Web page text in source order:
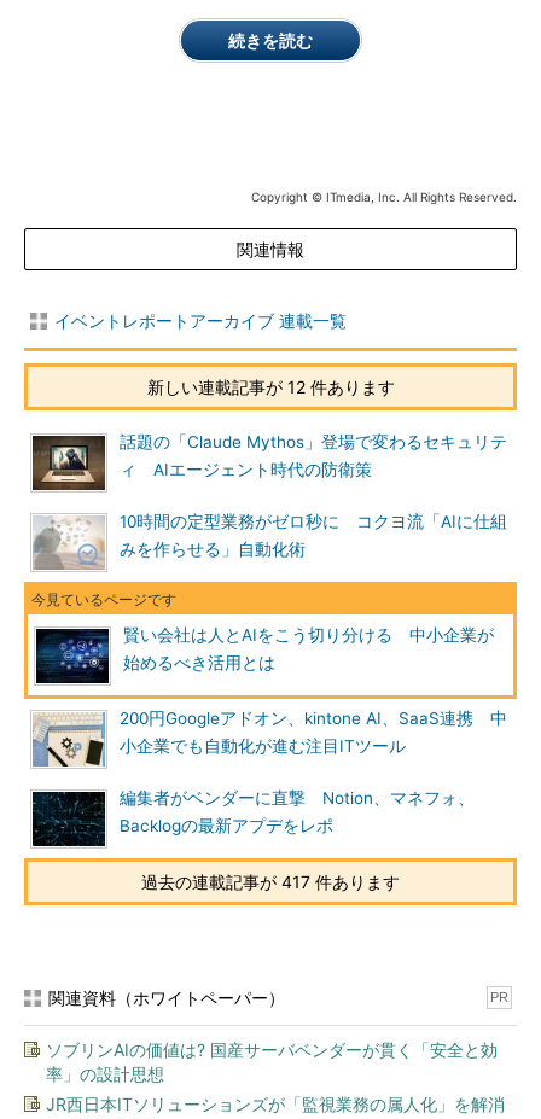
続きを読む
Copyright © ITmedia, Inc. All Rights Reserved.
関連情報
イベントレポートアーカイブ 連載一覧
新しい連載記事が 12 件あります
話題の「Claude Mythos」登場で変わるセキュリテ
ィ AIエージェント時代の防衛策
10時間の定型業務がゼロ秒に コクヨ流「AIに仕組
みを作らせる」自動化術
賢い会社は人とAIをこう切り分ける 中小企業が
始めるべき活用とは
200円Googleアドオン、kintone AI、SaaS連携 中
小企業でも自動化が進む注目ITツール
編集者がベンダーに直撃 Notion、マネフォ、
Backlogの最新アプデをレポ
過去の連載記事が 417 件あります
関連資料（ホワイトペーパー） PR
ソブリンAIの価値は? 国産サーバベンダーが貫く「安全と効
率」の設計思想
JR西日本ITソリューションズが「監視業務の属人化」を解消